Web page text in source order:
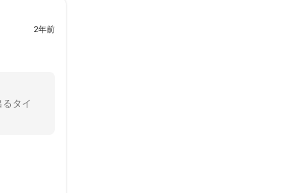
2年前
タイ